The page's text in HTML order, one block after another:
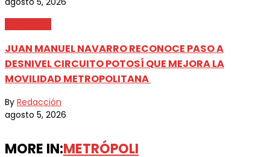
JUAN MANUEL NAVARRO RECONOCE PASO A
DESNIVEL CIRCUITO POTOSÍ QUE MEJORA LA
MOVILIDAD METROPOLITANA
By Redacción
agosto 5, 2026
MORE IN:METRÓPOLI